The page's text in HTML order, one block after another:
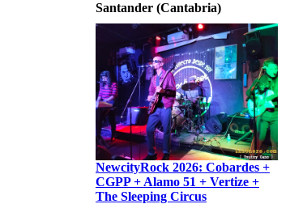
Santander (Cantabria)
NewcityRock 2026: Cobardes +
CGPP + Alamo 51 + Vertize +
The Sleeping Circus